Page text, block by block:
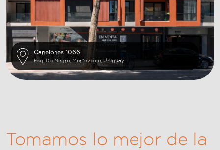
Canelones 1066
Esq. Rio Negro, Montevideo, Uruguay
Tomamos lo mejor de la